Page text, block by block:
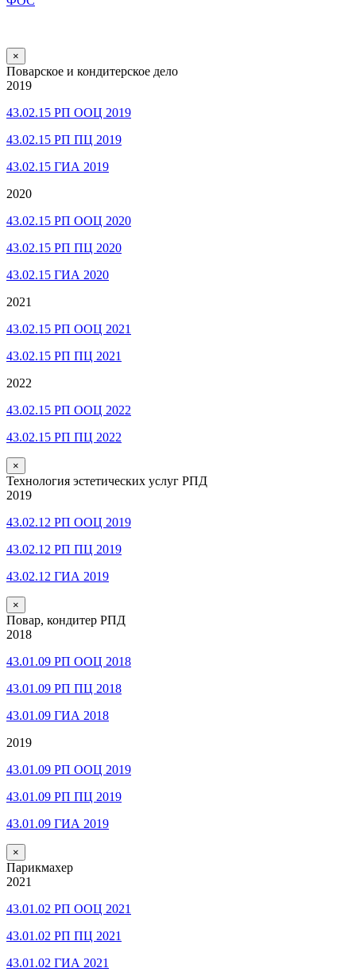
×
Поварское и кондитерское дело
2019
43.02.15 РП ООЦ 2019
43.02.15 РП ПЦ 2019
43.02.15 ГИА 2019
2020
43.02.15 РП ООЦ 2020
43.02.15 РП ПЦ 2020
43.02.15 ГИА 2020
2021
43.02.15 РП ООЦ 2021
43.02.15 РП ПЦ 2021
2022
43.02.15 РП ООЦ 2022
43.02.15 РП ПЦ 2022
×
Технология эстетических услуг РПД
2019
43.02.12 РП ООЦ 2019
43.02.12 РП ПЦ 2019
43.02.12 ГИА 2019
×
Повар, кондитер РПД
2018
43.01.09 РП ООЦ 2018
43.01.09 РП ПЦ 2018
43.01.09 ГИА 2018
2019
43.01.09 РП ООЦ 2019
43.01.09 РП ПЦ 2019
43.01.09 ГИА 2019
×
Парикмахер
2021
43.01.02 РП ООЦ 2021
43.01.02 РП ПЦ 2021
43.01.02 ГИА 2021